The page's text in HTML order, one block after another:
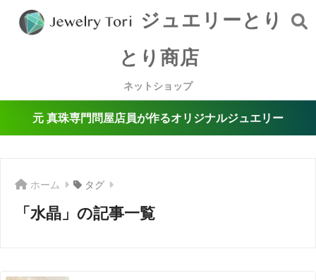
ジュエリーとり
とり商店
ネットショップ
元 真珠専門問屋店員が作るオリジナルジュエリー
ホーム タグ
「水晶」の記事一覧